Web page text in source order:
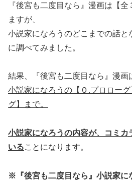
『後宮も二度目なら』漫画は【
ますが、
小説家になろうのどこまでの話と
に調べてみました。
結果、『後宮も二度目なら』漫画
小説家になろうの【０.プロロー
グ】まで。
小説家になろうの内容が、コミカ
いることになります。
※『後宮も二度目なら』小説家